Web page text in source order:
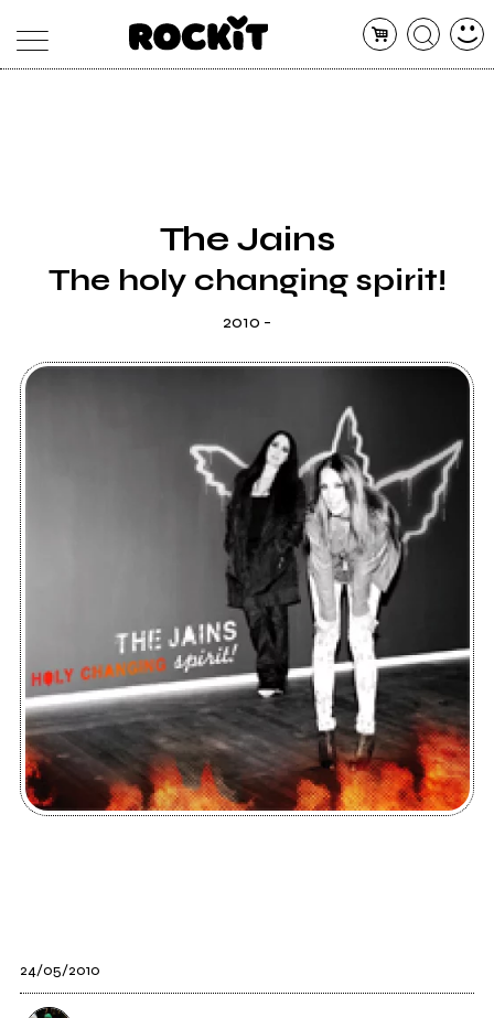
RADIO
The Jains
The holy changing spirit!
2010 -
24/05/2010